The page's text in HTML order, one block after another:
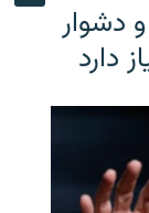
دشوار
دارد